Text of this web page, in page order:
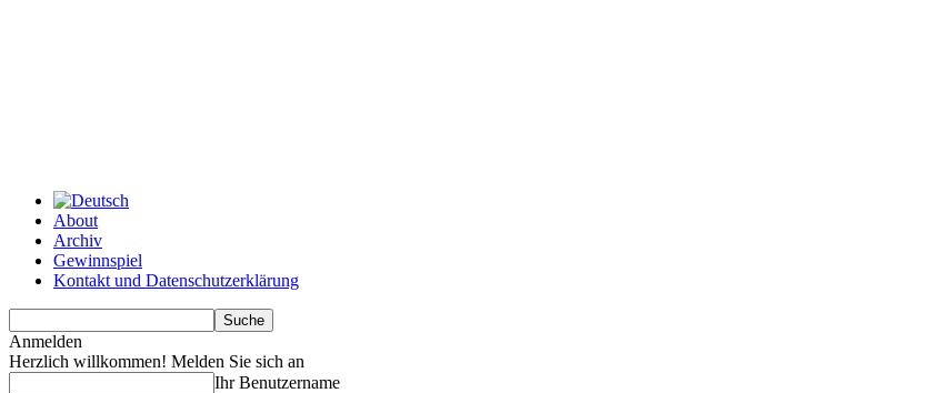
About
Archiv
Gewinnspiel
Kontakt und Datenschutzerklärung
Anmelden
Herzlich willkommen! Melden Sie sich an
Ihr Benutzername